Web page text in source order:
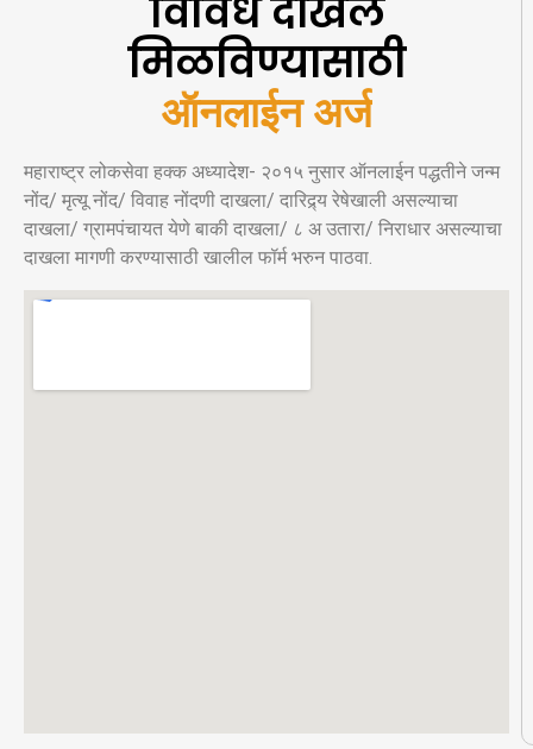
विविध दाखले
मिळविण्यासाठी
ऑनलाईन अर्ज
महाराष्ट्र लोकसेवा हक्क अध्यादेश- २०१५ नुसार ऑनलाईन पद्धतीने जन्म
नोंद/ मृत्यू नोंद/ विवाह नोंदणी दाखला/ दारिद्र्य रेषेखाली असल्याचा
दाखला/ ग्रामपंचायत येणे बाकी दाखला/ ८ अ उतारा/ निराधार असल्याचा
दाखला मागणी करण्यासाठी खालील फॉर्म भरुन पाठवा.